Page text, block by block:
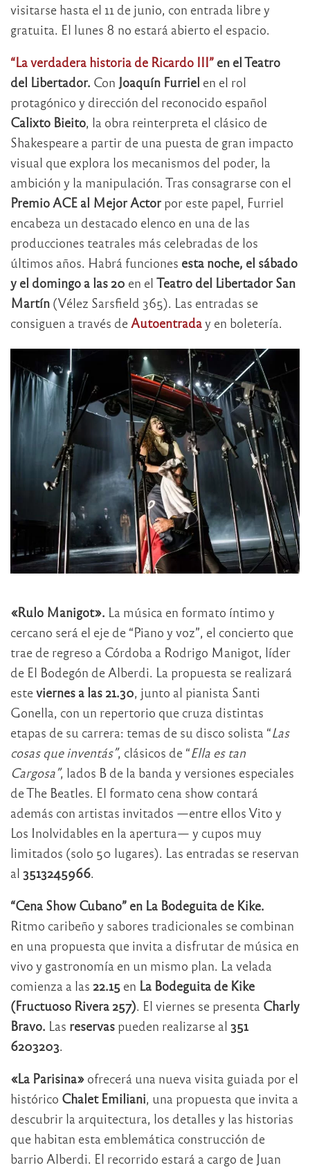
visitarse hasta el 11 de junio, con entrada libre y
gratuita. El lunes 8 no estará abierto el espacio.
“La verdadera historia de Ricardo III” en el Teatro
del Libertador. Con Joaquín Furriel en el rol
protagónico y dirección del reconocido español
Calixto Bieito, la obra reinterpreta el clásico de
Shakespeare a partir de una puesta de gran impacto
visual que explora los mecanismos del poder, la
ambición y la manipulación. Tras consagrarse con el
Premio ACE al Mejor Actor por este papel, Furriel
encabeza un destacado elenco en una de las
producciones teatrales más celebradas de los
últimos años. Habrá funciones esta noche, el sábado
y el domingo a las 20 en el Teatro del Libertador San
Martín (Vélez Sarsfield 365). Las entradas se
consiguen a través de Autoentraday en boletería.
«Rulo Manigot». La música en formato íntimo y
cercano será el eje de “Piano y voz”, el concierto que
trae de regreso a Córdoba a Rodrigo Manigot, líder
de El Bodegón de Alberdi. La propuesta se realizará
esteviernes a las 21.30, junto al pianista Santi
Gonella, con un repertorio que cruza distintas
etapas de su carrera: temas de su disco solista “Las
cosas que inventás”, clásicos de “Ella es tan
Cargosa”, lados B de la banda y versiones especiales
de The Beatles. El formato cena show contará
además con artistas invitados —entre ellos Vito y
Los Inolvidables en la apertura— y cupos muy
limitados (solo 50 lugares). Las entradas se reservan
al 3513245966.
“Cena Show Cubano” en La Bodeguita de Kike.
Ritmo caribeño y sabores tradicionales se combinan
en una propuesta que invita a disfrutar de música en
vivo y gastronomía en un mismo plan. La velada
comienza a las 22.15 en La Bodeguita de Kike
(Fructuoso Rivera 257). El viernes se presenta Charly
Bravo. Las reservas pueden realizarse al 351
6203203.
«La Parisina» ofrecerá una nueva visita guiada por el
histórico Chalet Emiliani, una propuesta que invita a
descubrir la arquitectura, los detalles y las historias
que habitan esta emblemática construcción de
barrio Alberdi. El recorrido estará a cargo de Juan